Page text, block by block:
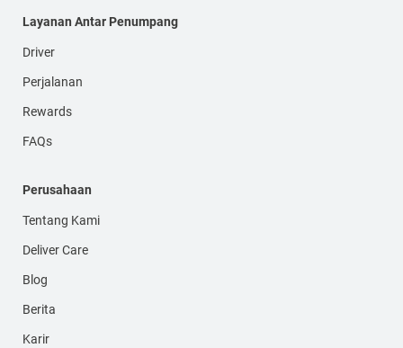
Layanan Antar Penumpang
Driver
Perjalanan
Rewards
FAQs
Perusahaan
Tentang Kami
Deliver Care
Blog
Berita
Karir